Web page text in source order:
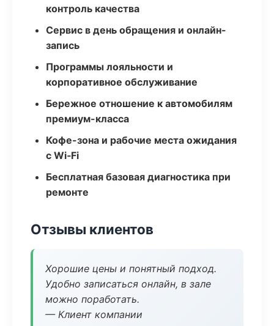
контроль качества
Сервис в день обращения и онлайн-
запись
Программы лояльности и
корпоративное обслуживание
Бережное отношение к автомобилям
премиум-класса
Кофе-зона и рабочие места ожидания
с Wi‑Fi
Бесплатная базовая диагностика при
ремонте
Отзывы клиентов
Хорошие цены и понятный подход.
Удобно записаться онлайн, в зале
можно поработать.
— Клиент компании